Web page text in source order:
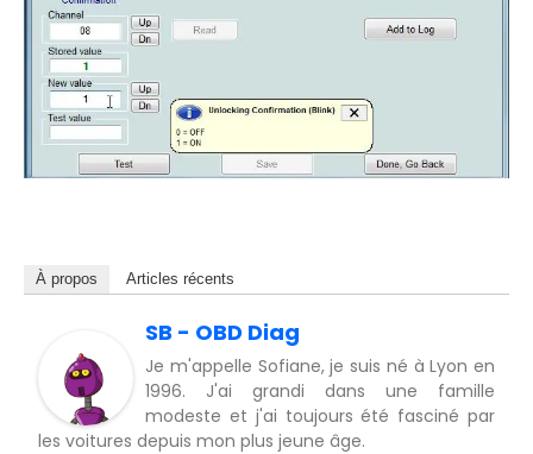
À propos Articles récents
SB - OBD Diag
Je m'appelle Sofiane, je suis né à Lyon en
1996. J'ai grandi dans une famille
modeste et j'ai toujours été fasciné par
les voitures depuis mon plus jeune âge.